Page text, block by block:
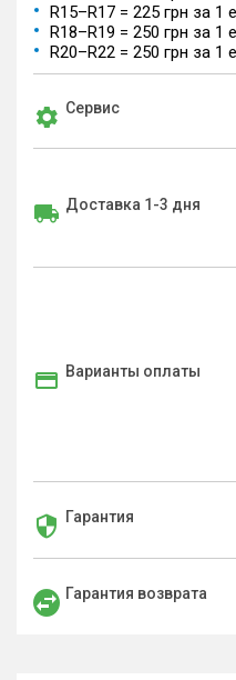
R15–R17 = 225 грн за 1
R18–R19 = 250 грн за 1
R20–R22 = 250 грн за 1
Сервис
Доставка 1-3 дня
Варианты оплаты
Гарантия
Гарантия возврата